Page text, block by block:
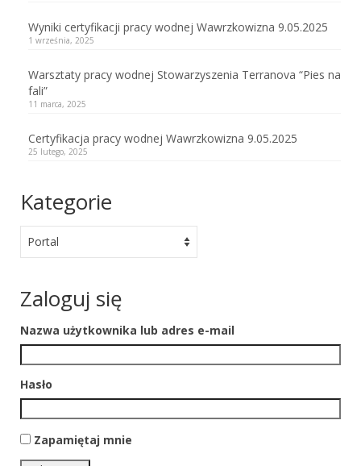
Wyniki certyfikacji pracy wodnej Wawrzkowizna 9.05.2025
1 września, 2025
Warsztaty pracy wodnej Stowarzyszenia Terranova “Pies na
fali”
11 marca, 2025
Certyfikacja pracy wodnej Wawrzkowizna 9.05.2025
25 lutego, 2025
Kategorie
Zaloguj się
Nazwa użytkownika lub adres e-mail
Hasło
Zapamiętaj mnie